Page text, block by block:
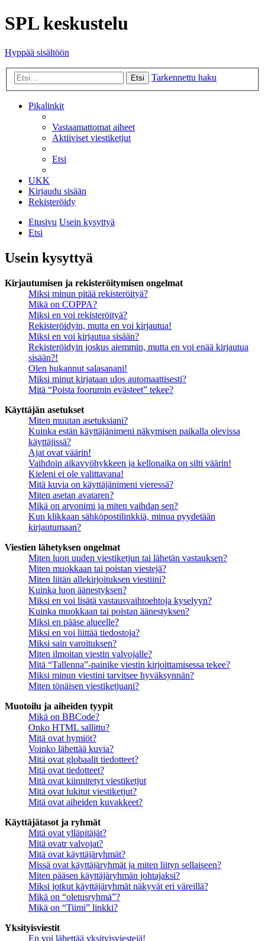
SPL keskustelu
Hyppää sisältöön
Etsi Tarkennettu haku
Pikalinkit
Vastaamattomat aiheet
Aktiiviset viestiketjut
Etsi
UKK
Kirjaudu sisään
Rekisteröidy
Etusivu Usein kysyttyä
Etsi
Usein kysyttyä
Kirjautumisen ja rekisteröitymisen ongelmat
Miksi minun pitää rekisteröityä?
Mikä on COPPA?
Miksi en voi rekisteröityä?
Rekisteröidyin, mutta en voi kirjautua!
Miksi en voi kirjautua sisään?
Rekisteröidyin joskus aiemmin, mutta en voi enää kirjautua
sisään?!
Olen hukannut salasanani!
Miksi minut kirjataan ulos automaattisesti?
Mitä “Poista foorumin evästeet” tekee?
Käyttäjän asetukset
Miten muutan asetuksiani?
Kuinka estän käyttäjänimeni näkymisen paikalla olevissa
käyttäjissä?
Ajat ovat väärin!
Vaihdoin aikavyöhykkeen ja kellonaika on silti väärin!
Kieleni ei ole valittavana!
Mitä kuvia on käyttäjänimeni vieressä?
Miten asetan avataren?
Mikä on arvonimi ja miten vaihdan sen?
Kun klikkaan sähköpostilinkkiä, minua pyydetään
kirjautumaan?
Viestien lähetyksen ongelmat
Miten luon uuden viestiketjun tai lähetän vastauksen?
Miten muokkaan tai poistan viestejä?
Miten liitän allekirjoituksen viestiini?
Kuinka luon äänestyksen?
Miksi en voi lisätä vastausvaihtoehtoja kyselyyn?
Kuinka muokkaan tai poistan äänestyksen?
Miksi en pääse alueelle?
Miksi en voi liittää tiedostoja?
Miksi sain varoituksen?
Miten ilmoitan viestin valvojalle?
Mitä “Tallenna”-painike viestin kirjoittamisessa tekee?
Miksi minun viestini tarvitsee hyväksynnän?
Miten tönäisen viestiketjuani?
Muotoilu ja aiheiden tyypit
Mikä on BBCode?
Onko HTML sallittu?
Mitä ovat hymiöt?
Voinko lähettää kuvia?
Mitä ovat globaalit tiedotteet?
Mitä ovat tiedotteet?
Mitä ovat kiinnitetyt viestiketjut
Mitä ovat lukitut viestiketjut?
Mitä ovat aiheiden kuvakkeet?
Käyttäjätasot ja ryhmät
Mitä ovat ylläpitäjät?
Mitä ovatr valvojat?
Mitä ovat käyttäjäryhmät?
Missä ovat käyttäjäryhmät ja miten liityn sellaiseen?
Miten pääsen käyttäjäryhmän johtajaksi?
Miksi jotkut käyttäjäryhmät näkyvät eri väreillä?
Mikä on “oletusryhmä”?
Mikä on “Tiimi” linkki?
Yksityisviestit
En voi lähettää yksityisviestejä!